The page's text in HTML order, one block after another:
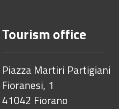
Tourism office
Piazza Martiri Partigiani
Fioranesi, 1
41042 Fiorano